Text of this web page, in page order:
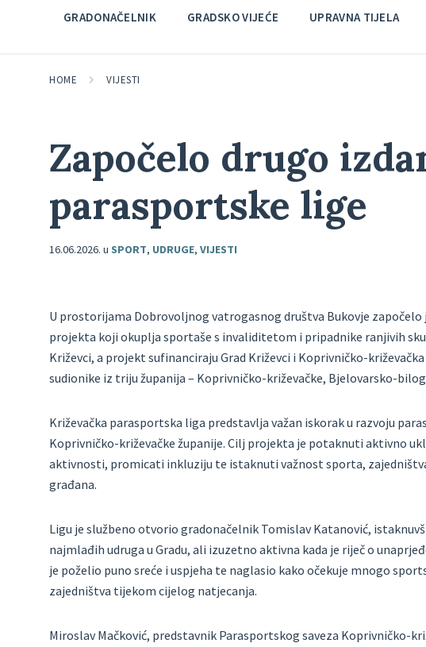
GRADONAČELNIK GRADSKO VIJEĆE UPRAVNA TIJELA
HOME VIJESTI
Započelo drugo
parasportske lige
16.06.2026. u SPORT, UDRUGE, VIJESTI
U prostorijama Dobrovoljnog vatrogasnog društva Bukovje
projekta koji okuplja sportaše s invaliditetom i pripadnike ranjivih
Križevci, a projekt sufinanciraju Grad Križevci i Koprivničko-
sudionike iz triju županija – Koprivničko-križevačke, Bjelovarsko-
Križevačka parasportska liga predstavlja važan iskorak u razvoju
Koprivničko-križevačke županije. Cilj projekta je potaknuti aktivno
aktivnosti, promicati inkluziju te istaknuti važnost sporta,
građana.
Ligu je službeno otvorio gradonačelnik Tomislav Katanović,
najmlađih udruga u Gradu, ali izuzetno aktivna kada je riječ o
je poželio puno sreće i uspjeha te naglasio kako očekuje mnogo
zajedništva tijekom cijelog natjecanja.
Miroslav Mačković, predstavnik Parasportskog saveza Koprivničko-